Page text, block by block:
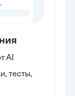
AI
тесты,